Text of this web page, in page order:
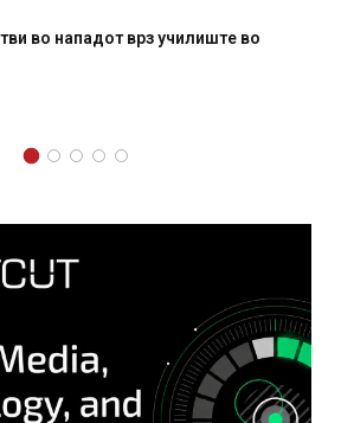
во нападот врз училиште во